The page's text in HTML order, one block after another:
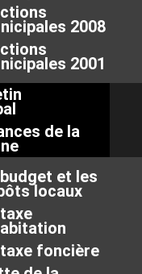
2008
2001
de la
et les
locaux
foncière